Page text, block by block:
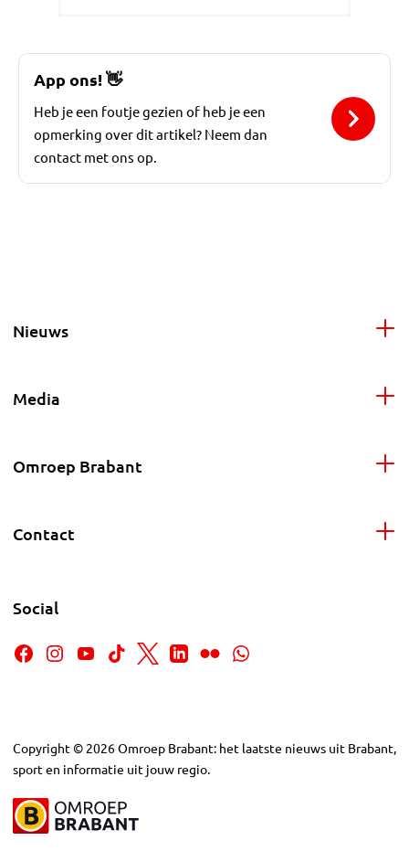
App ons!👋
Heb je een foutje gezien of heb je een
opmerking over dit artikel? Neem dan
contact met ons op.
Nieuws
Media
Omroep Brabant
Contact
Social
Copyright © 2026Omroep Brabant: het laatste nieuws uit Brabant,
sport en informatie uit jouw regio.